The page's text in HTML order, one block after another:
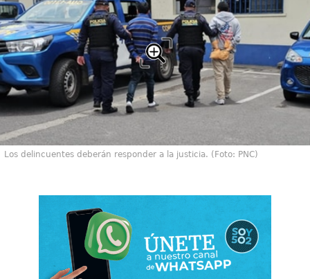
Los delincuentes deberán responder a la justicia. (Foto: PNC)